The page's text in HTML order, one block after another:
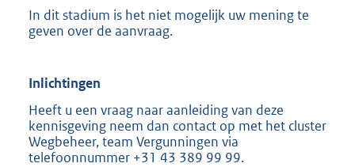
In dit stadium is het niet mogelijk uw mening te
geven over de aanvraag.
Inlichtingen
Heeft u een vraag naar aanleiding van deze
kennisgeving neem dan contact op met het cluster
Wegbeheer, team Vergunningen via
telefoonnummer +31 43 389 99 99.